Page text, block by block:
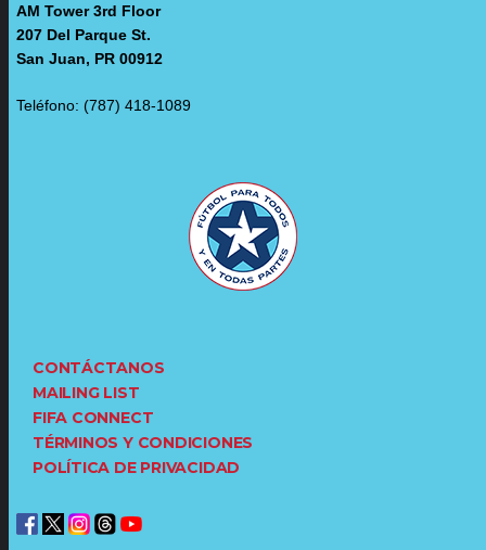
AM Tower 3rd Floor
207 Del Parque St.
San Juan, PR 00912
Teléfono: (787) 418-1089
CONTÁCTANOS
MAILING LIST
FIFA CONNECT
TÉRMINOS Y CONDICIONES
POLÍTICA DE PRIVACIDAD